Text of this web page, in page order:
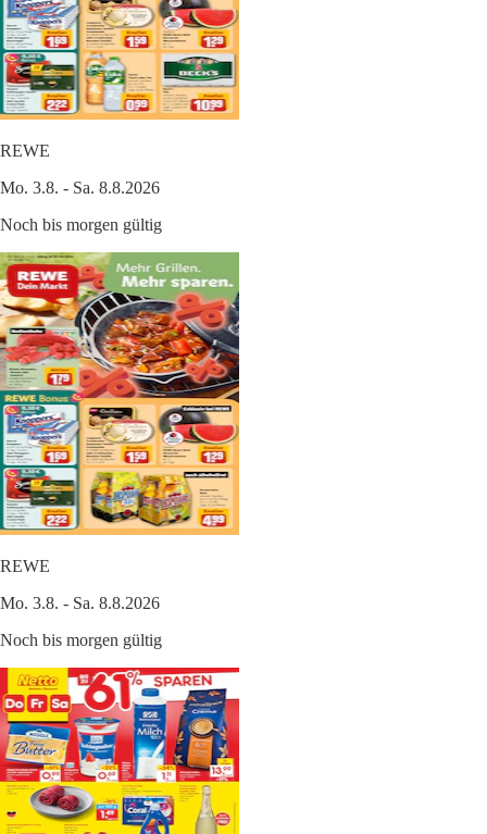
REWE
Mo. 3.8. - Sa. 8.8.2026
Noch bis morgen gültig
REWE
Mo. 3.8. - Sa. 8.8.2026
Noch bis morgen gültig